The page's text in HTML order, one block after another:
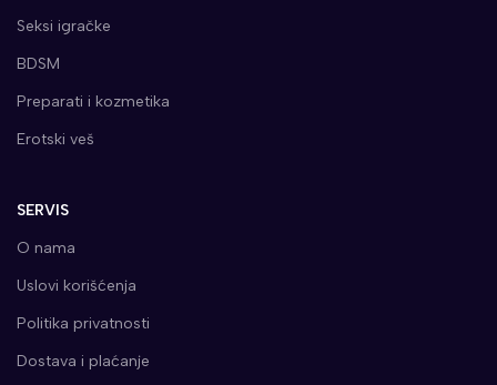
Seksi igračke
BDSM
Preparati i kozmetika
Erotski veš
SERVIS
O nama
Uslovi korišćenja
Politika privatnosti
Dostava i plaćanje